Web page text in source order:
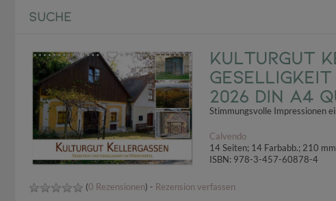
SUCHE
Kulturgut
Geselligkeit
2026 DIN A4
Stimmungsvolle Impressionen
Calvendo
14 Seiten; 14 Farbabb.; 210
ISBN: 978-3-457-60878-4
(0 Rezensionen) - Rezension verfassen